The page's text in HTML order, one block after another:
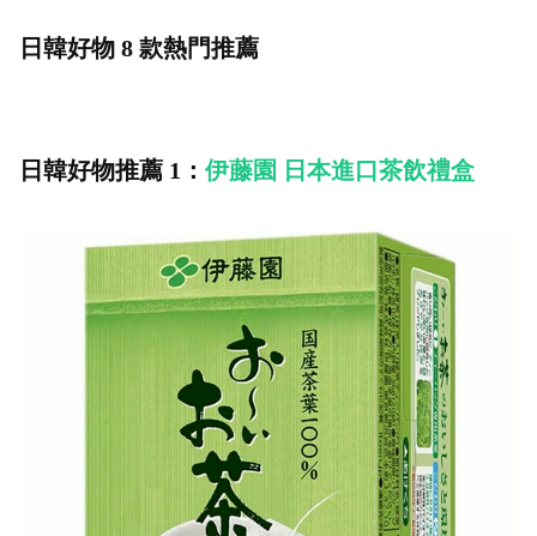
日韓好物 8 款熱門推薦
日韓好物推薦 1： 伊藤園 日本進口茶飲禮盒